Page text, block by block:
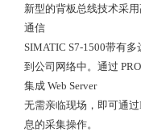
新型的背板总线技术采
通信
SIMATIC S7-1500带有
到公司网络中。通过
集成 Web Server
无需亲临现场，即可通
息的采集操作。